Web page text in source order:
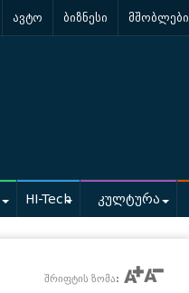
ავტო ბიზნესი მშობლები
HI-Tech კულტურა
შრიფტის ზომა: